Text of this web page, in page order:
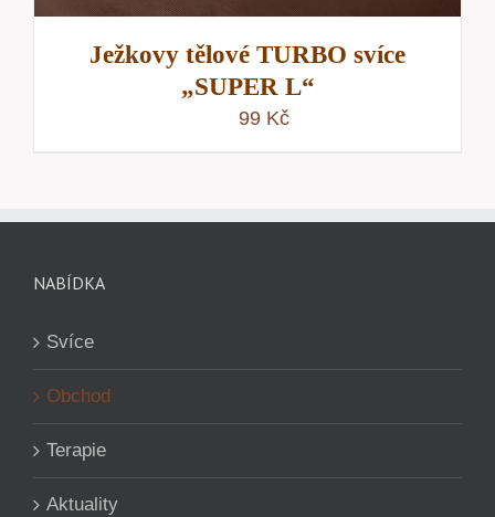
Ježkovy tělové TURBO svíce
„SUPER L“
99 Kč
NABÍDKA
Svíce
Obchod
Terapie
Aktuality